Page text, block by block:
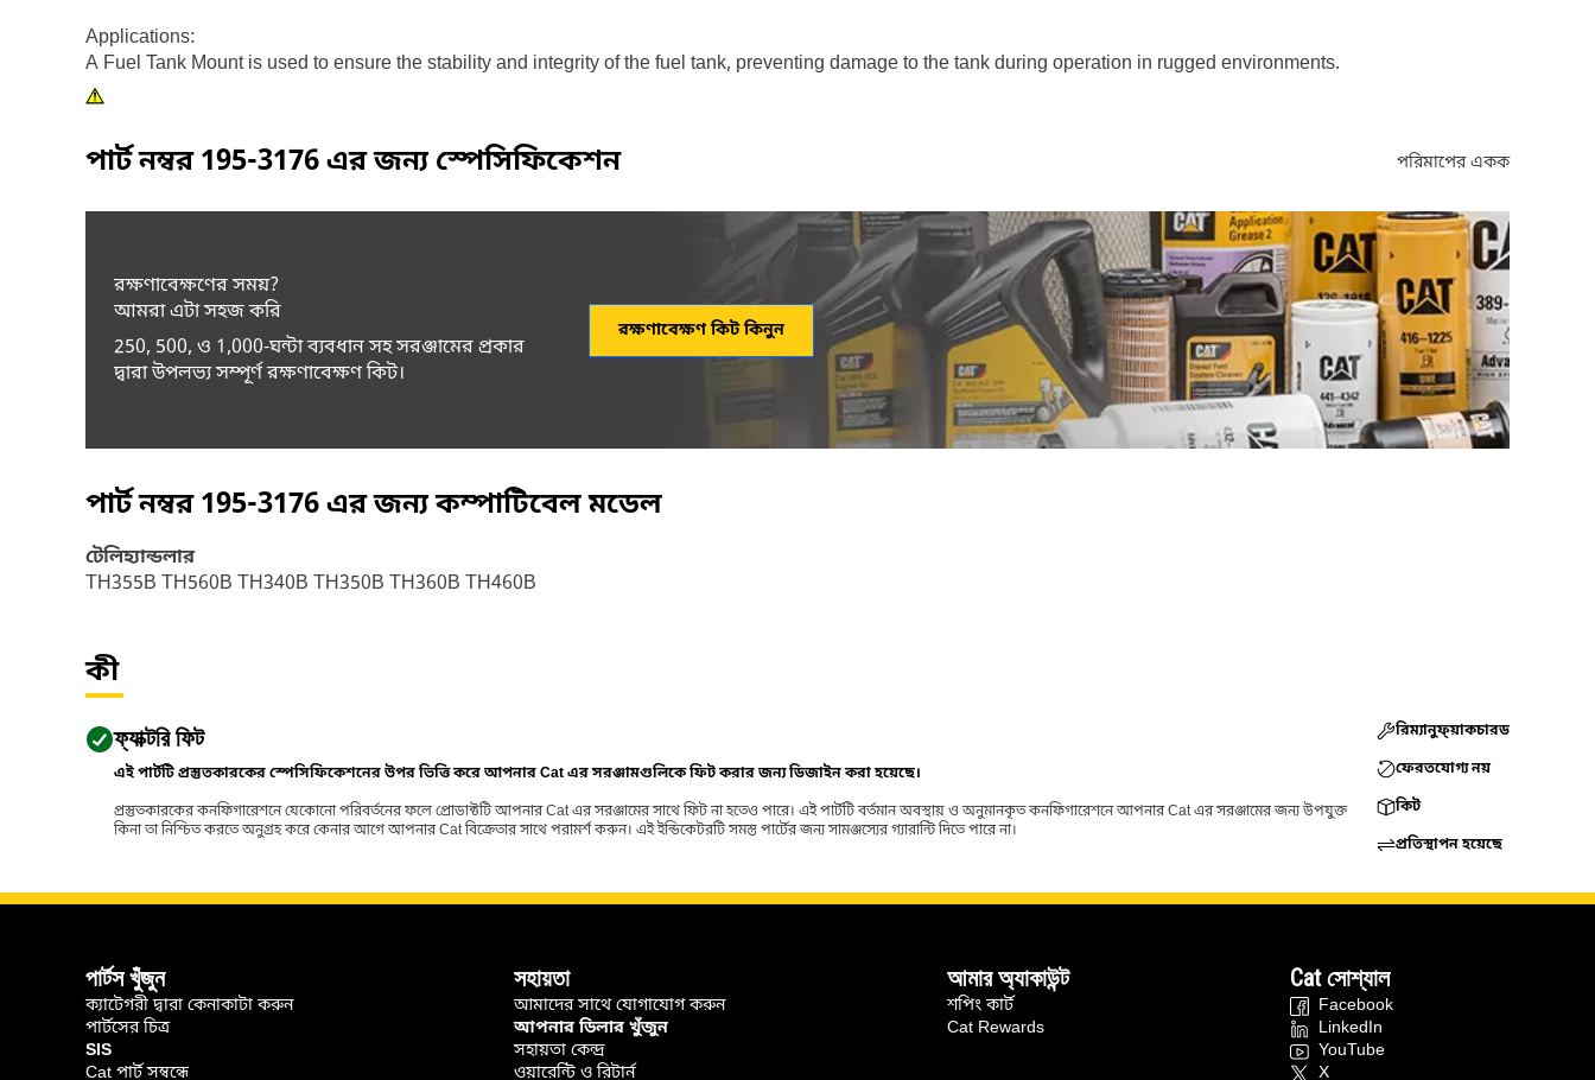
Applications:
A Fuel Tank Mount is used to ensure the stability and integrity of the fuel tank, preventing damage to the tank during operation in rugged environments.
পার্ট নম্বর195-3176এর জন্য স্পেসিফিকেশন পরিমাপের একক
রক্ষণাবেক্ষণের সময়?
আমরা এটা সহজ করি
250, 500, ও 1,000-ঘন্টা ব্যবধান সহ সরঞ্জামের প্রকার
দ্বারা উপলভ্য সম্পূর্ণ রক্ষণাবেক্ষণ কিট।
রক্ষণাবেক্ষণ কিট কিনুন
পার্ট নম্বর195-3176এর জন্য কম্পাটিবেল মডেল
টেলিহ্যান্ডলার
TH355B TH560B TH340B TH350B TH360B TH460B
কী
ফ্যাক্টরি ফিট
এই পার্টটি প্রস্তুতকারকের স্পেসিফিকেশনের উপর ভিত্তি করে আপনার Cat এর সরঞ্জামগুলিকে ফিট করার জন্য ডিজাইন করা হয়েছে।
প্রস্তুতকারকের কনফিগারেশনে যেকোনো পরিবর্তনের ফলে প্রোডাক্টটি আপনার Cat এর সরঞ্জামের সাথে ফিট না হতেও পারে। এই পার্টটি বর্তমান অবস্থায় ও অনুমানকৃত কনফিগারেশনে আপনার Cat এর সরঞ্জামের জন্য উপযুক্ত
কিনা তা নিশ্চিত করতে অনুগ্রহ করে কেনার আগে আপনার Cat বিক্রেতার সাথে পরামর্শ করুন। এই ইন্ডিকেটরটি সমস্ত পার্টের জন্য সামঞ্জস্যের গ্যারান্টি দিতে পারে না।
রিম্যানুফ্য়াকচারড
ফেরতযোগ্য নয়
কিট
প্রতিস্থাপন হয়েছে
পার্টস খুঁজুন
ক্যাটেগরী দ্বারা কেনাকাটা করুন
পার্টসের চিত্র
SIS
Cat পার্ট সম্বন্ধে
সহায়তা
আমাদের সাথে যোগাযোগ করুন
আপনার ডিলার খুঁজুন
সহায়তা কেন্দ্র
ওয়ারেন্টি ও রিটার্ন
আমার অ্যাকাউন্ট
শপিং কার্ট
Cat Rewards
Cat সোশ্যাল
Facebook
LinkedIn
YouTube
X